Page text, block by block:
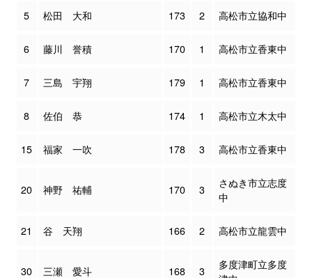
5 松田 大和 173 2 高松市立協和中
6 藤川 誉積 170 1 高松市立香東中
7 三島 宇翔 179 1 高松市立香東中
8 佐伯 恭 174 1 高松市立木太中
15 福家 一吹 178 3 高松市立香東中
20 神野 祐輔 170 3
さぬき市立志度
中
21 谷 天翔 166 2 高松市立龍雲中
30 三瀬 愛斗 168 3
多度津町立多度